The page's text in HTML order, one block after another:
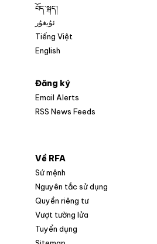
བོད་སྐད།
ئۇيغۇر
Tiếng Việt
English
Đăng ký
Email Alerts
RSS News Feeds
Về RFA
Sứ mệnh
Nguyên tắc sử dụng
Quyền riêng tư
Vượt tường lửa
Tuyển dụng